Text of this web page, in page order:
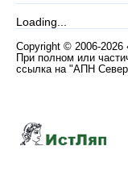
Loading...
Copyright © 2006-2026
При полном или
ссылка на "АПН